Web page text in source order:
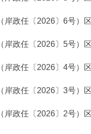
（岸政任〔2026〕6号）
（岸政任〔2026〕5号）
（岸政任〔2026〕4号）
（岸政任〔2026〕3号）
（岸政任〔2026〕2号）